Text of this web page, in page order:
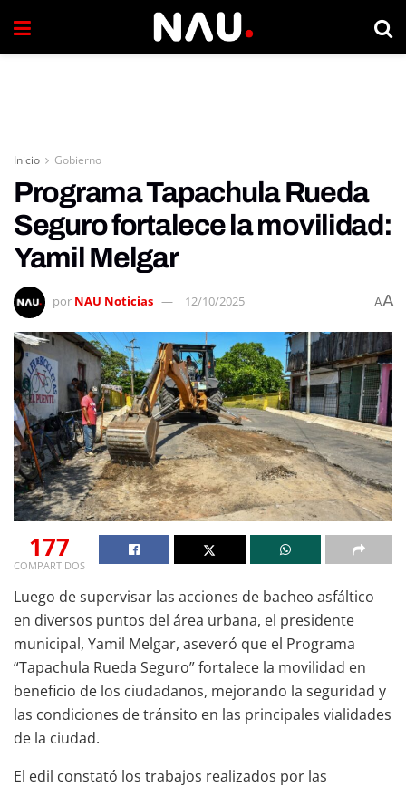
Inicio Gobierno
Programa Tapachula Rueda
Seguro fortalece la movilidad:
Yamil Melgar
por NAU Noticias 12/10/2025 AA
177
COMPARTIDOS
Luego de supervisar las acciones de bacheo asfáltico
en diversos puntos del área urbana, el presidente
municipal, Yamil Melgar, aseveró que el Programa
“Tapachula Rueda Seguro” fortalece la movilidad en
beneficio de los ciudadanos, mejorando la seguridad y
las condiciones de tránsito en las principales vialidades
de la ciudad.
El edil constató los trabajos realizados por las